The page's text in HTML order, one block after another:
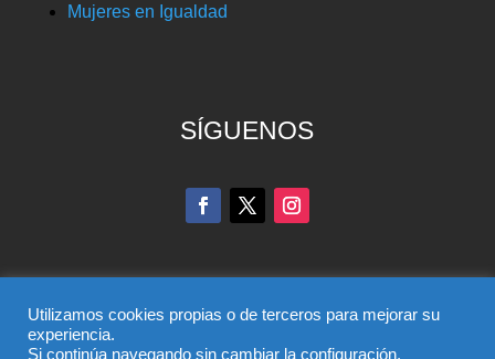
Mujeres en Igualdad
SÍGUENOS
Utilizamos cookies propias o de terceros para mejorar su
experiencia.
Si continúa navegando sin cambiar la configuración,